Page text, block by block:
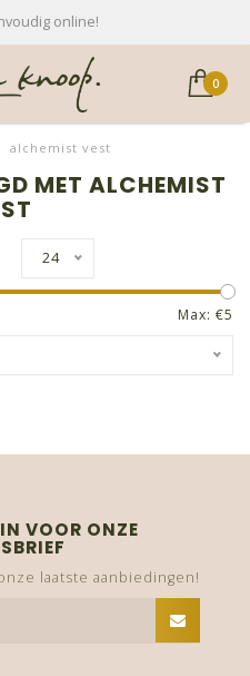
online!
0
alchemist vest
MET ALCHEMIST
24
Max: €5
VOOR ONZE
laatste aanbiedingen!